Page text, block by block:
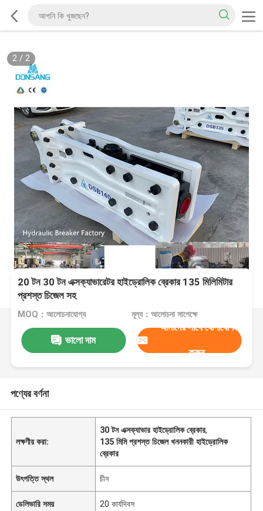
2/ 2
20 টন 30 টন এক্সক্যাভারেটর হাইড্রোলিক ব্রেকার 135 মিলিমিটার
প্রশস্ত চিজেল সহ
MOQ：আলোচনাযোগ্য মূল্য：আলোচনা সাপেক্ষে
ভালো দাম
আমাদের সাথে যোগাযোগ
করুন
পণ্যের বর্ণনা
লক্ষণীয় করা:
30 টন এক্সক্যাভার হাইড্রোলিক ব্রেকার,
135 মিমি প্রশস্ত চিজেল খননকারী হাইড্রোলিক
ব্রেকার
উৎপত্তি স্থল চীন
ডেলিভারি সময় 20 কার্যদিবস